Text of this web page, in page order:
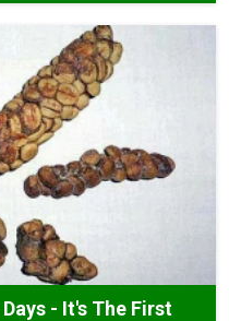
- It's The First